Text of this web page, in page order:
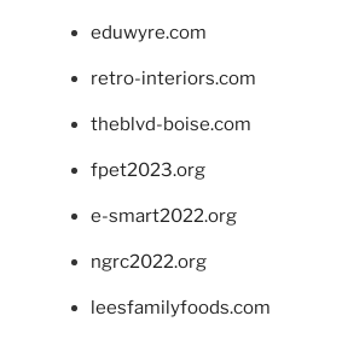
eduwyre.com
retro-interiors.com
theblvd-boise.com
fpet2023.org
e-smart2022.org
ngrc2022.org
leesfamilyfoods.com